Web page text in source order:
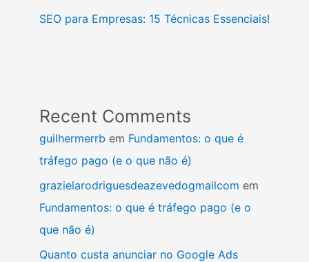
SEO para Empresas: 15 Técnicas Essenciais!
Recent Comments
guilhermerrb em Fundamentos: o que é
tráfego pago (e o que não é)
grazielarodriguesdeazevedogmailcom em
Fundamentos: o que é tráfego pago (e o
que não é)
Quanto custa anunciar no Google Ads